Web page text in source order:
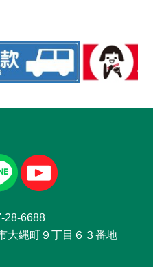
28-6688
大縄町９丁目６３番地